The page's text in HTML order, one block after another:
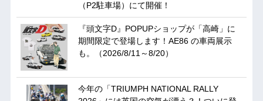
（P2駐車場）にて開催！
『頭文字D』POPUPショップが「高崎」に
期間限定で登場します！AE86 の車両展示
も。（2026/8/11～8/20）
今年の「TRIUMPH NATIONAL RALLY